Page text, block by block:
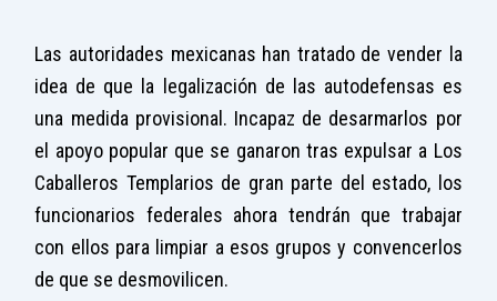
Las autoridades mexicanas han tratado de vender la
idea de que la legalización de las autodefensas es
una medida provisional. Incapaz de desarmarlos por
el apoyo popular que se ganaron tras expulsar a Los
Caballeros Templarios de gran parte del estado, los
funcionarios federales ahora tendrán que trabajar
con ellos para limpiar a esos grupos y convencerlos
de que se desmovilicen.